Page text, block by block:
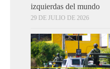
izquierdas del mundo
29 DE JULIO DE 2026